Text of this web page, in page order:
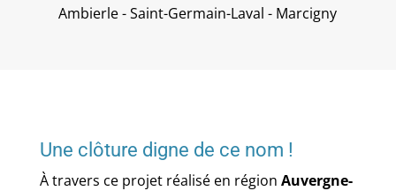
Ambierle - Saint-Germain-Laval - Marcigny
Une clôture digne de ce nom !
À travers ce projet réalisé en région Auvergne-